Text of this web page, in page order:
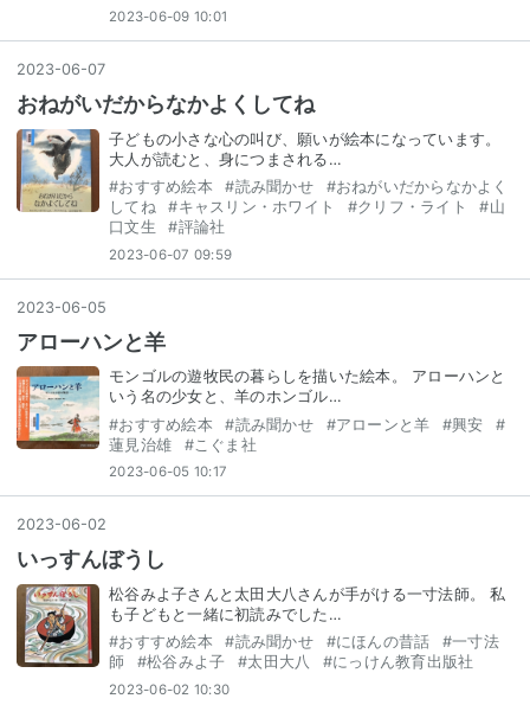
2023-06-09 10:01
2023-06-07
おねがいだからなかよくしてね
子どもの小さな心の叫び、願いが絵本になっています。
大人が読むと、身につまされる…
#おすすめ絵本 #読み聞かせ #おねがいだからなかよく
してね
#キャスリン・ホワイト #クリフ・ライト #山
口文生
#評論社
2023-06-07 09:59
2023-06-05
アローハンと羊
モンゴルの遊牧民の暮らしを描いた絵本。 アローハンと
いう名の少女と、羊のホンゴル…
#おすすめ絵本 #読み聞かせ #アローンと羊 #興安
#
蓮見治雄
#こぐま社
2023-06-05 10:17
2023-06-02
いっすんぼうし
松谷みよ子さんと太田大八さんが手がける一寸法師。 私
も子どもと一緒に初読みでした…
#おすすめ絵本 #読み聞かせ #にほんの昔話 #一寸法
師
#松谷みよ子 #太田大八 #にっけん教育出版社
2023-06-02 10:30